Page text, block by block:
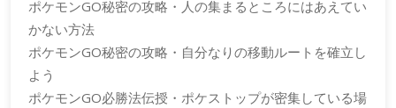
ポケモンGO秘密の攻略・人の集まるところにはあえてい
かない方法
ポケモンGO秘密の攻略・自分なりの移動ルートを確立し
よう
ポケモンGO必勝法伝授・ポケストップが密集している場